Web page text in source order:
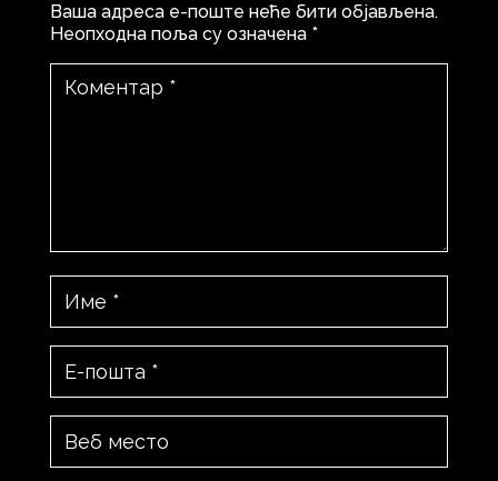
Ваша адреса е-поште неће бити објављена.
Неопходна поља су означена *